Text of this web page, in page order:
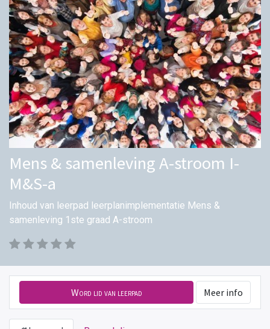
Mens & samenleving A-stroom I-
M&S-a
Inhoud van leerpad leerplanimplementatie Mens &
samenleving 1ste graad A-stroom
Word lid van leerpad Meer info